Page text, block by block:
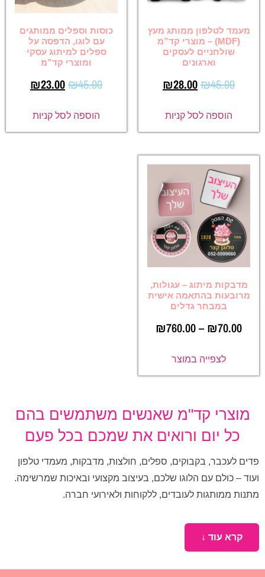
מעמד לטלפון ממותג מעץ
(MDF) – מוצרי קד”מ
שולחניים לעסקים
וארגונים
₪45.00
₪28.00
הוספה לסל קניות
כוסות וספלים ממותגים
עם לוגו, הדפסה על
ספלים למיתוג עסקי
ומוצרי קד”מ
₪45.00
₪23.00
הוספה לסל קניות
מדבקות מיתוג – עגולות,
מרובעות בהתאמה אישית
במבחר גדלים
₪70.00
–
₪760.00
לצפייה במוצר
מוצרי קד"מ שאנשים משתמשים בהם
כל יום ורואים את שמכם בכל פעם
פדים לעכבר, בקבוקים, ספלים, חולצות, מדבקות, מעמדי טלפון
ועוד – כולם עם הלוגו שלכם, בעיצוב מקצועי ובאיכות שמרשימה.
מתנות ממותגות לעובדים, ללקוחות ולאירועי חברה.
קרא עוד ↓